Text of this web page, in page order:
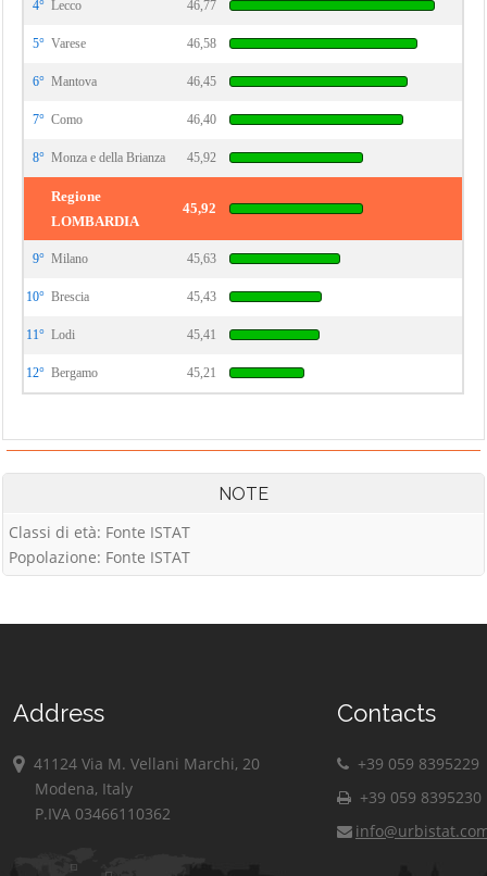
4° Lecco 46,77
5° Varese 46,58
6° Mantova 46,45
7° Como 46,40
8° Monza e della Brianza 45,92
Regione
LOMBARDIA
45,92
9° Milano 45,63
10° Brescia 45,43
11° Lodi 45,41
12° Bergamo 45,21
NOTE
Classi di età: Fonte ISTAT
Popolazione: Fonte ISTAT
Address
41124 Via M. Vellani Marchi, 20
Modena, Italy
P.IVA 03466110362
Contacts
+39 059 8395229
+39 059 8395230